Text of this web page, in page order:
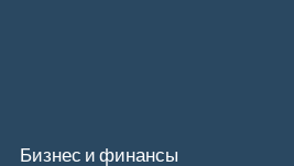
Бизнес и финансы